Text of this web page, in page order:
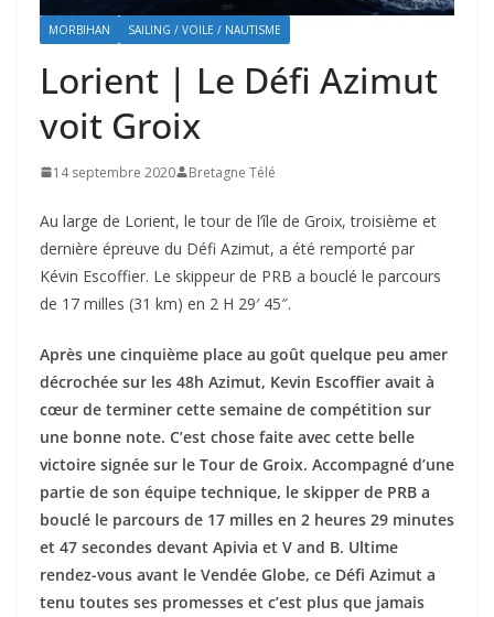
MORBIHAN SAILING / VOILE / NAUTISME
Lorient | Le Défi Azimut
voit Groix
14 septembre 2020 Bretagne Télé
Au large de Lorient, le tour de l’île de Groix, troisième et
dernière épreuve du Défi Azimut, a été remporté par
Kévin Escoffier. Le skippeur de PRB a bouclé le parcours
de 17 milles (31 km) en 2 H 29′ 45″.
Après une cinquième place au goût quelque peu amer
décrochée sur les 48h Azimut, Kevin Escoffier avait à
cœur de terminer cette semaine de compétition sur
une bonne note. C’est chose faite avec cette belle
victoire signée sur le Tour de Groix. Accompagné d’une
partie de son équipe technique, le skipper de PRB a
bouclé le parcours de 17 milles en 2 heures 29 minutes
et 47 secondes devant Apivia et V and B. Ultime
rendez-vous avant le Vendée Globe, ce Défi Azimut a
tenu toutes ses promesses et c’est plus que jamais